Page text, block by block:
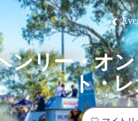
ン
ナ
ビ
ゲ
ー
シ
最
も
人
気
が
高
園園
ィ
諸
島
立
公
園
ル
ズ
保
護
区
ル
国
立
公
園
体
験
物統
釣
り
な
体
験
ラ
ン
ピ
ン
グ
旅
の
コ
ツ
計
画
と
ンリー・オ
ト・